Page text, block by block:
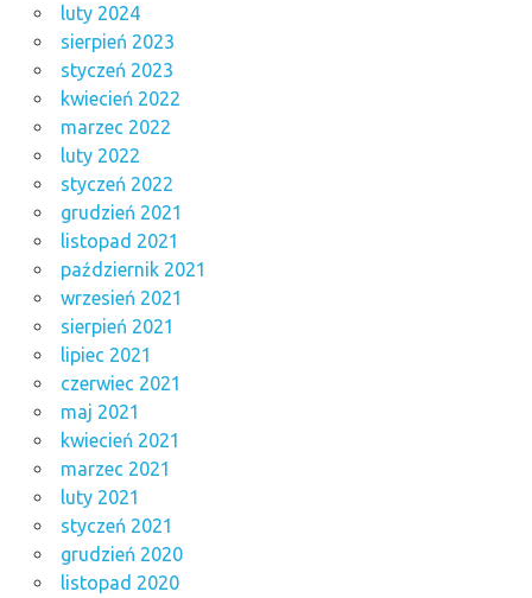
luty 2024
sierpień 2023
styczeń 2023
kwiecień 2022
marzec 2022
luty 2022
styczeń 2022
grudzień 2021
listopad 2021
październik 2021
wrzesień 2021
sierpień 2021
lipiec 2021
czerwiec 2021
maj 2021
kwiecień 2021
marzec 2021
luty 2021
styczeń 2021
grudzień 2020
listopad 2020